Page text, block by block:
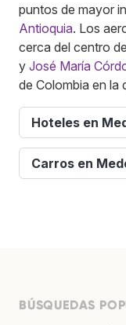
puntos de mayor
Antioquia. Los
cerca del centro
y José María
de Colombia en la
Hoteles en
Carros en
BÚSQUEDAS